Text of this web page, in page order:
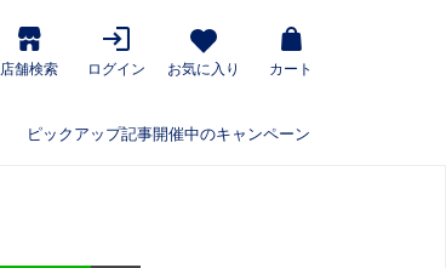
店舗検索 ログイン お気に入り カート
ピックアップ記事開催中のキャンペーン